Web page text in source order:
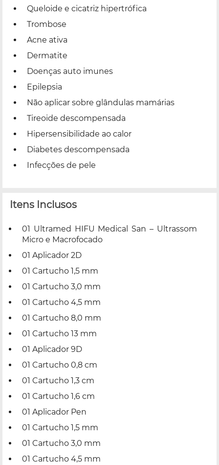
Queloide e cicatriz hipertrófica
Trombose
Acne ativa
Dermatite
Doenças auto imunes
Epilepsia
Não aplicar sobre glândulas mamárias
Tireoide descompensada
Hipersensibilidade ao calor
Diabetes descompensada
Infecções de pele
Itens Inclusos
01 Ultramed HIFU Medical San – Ultrassom
Micro e Macrofocado
01 Aplicador 2D
01 Cartucho 1,5 mm
01 Cartucho 3,0 mm
01 Cartucho 4,5 mm
01 Cartucho 8,0 mm
01 Cartucho 13 mm
01 Aplicador 9D
01 Cartucho 0,8 cm
01 Cartucho 1,3 cm
01 Cartucho 1,6 cm
01 Aplicador Pen
01 Cartucho 1,5 mm
01 Cartucho 3,0 mm
01 Cartucho 4,5 mm